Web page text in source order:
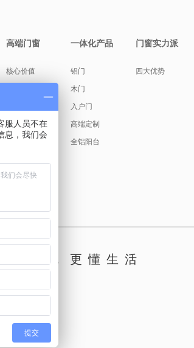
高端门窗
核心价值
一体化产品
铝门
木门
入户门
高端定制
全铝阳台
门窗实力派
四大优势
懂你，更懂生活
服人员不在
息，我们会
提交